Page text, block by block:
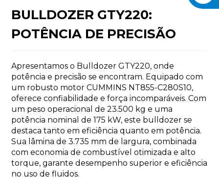
BULLDOZER GTY220:
POTÊNCIA DE PRECISÃO
Apresentamos o Bulldozer GTY220, onde
potência e precisão se encontram. Equipado com
um robusto motor CUMMINS NT855-C280S10,
oferece confiabilidade e força incomparáveis. Com
um peso operacional de 23.500 kg e uma
potência nominal de 175 kW, este bulldozer se
destaca tanto em eficiência quanto em potência.
Sua lâmina de 3.735 mm de largura, combinada
com economia de combustível otimizada e alto
torque, garante desempenho superior e eficiência
no uso de fluidos.